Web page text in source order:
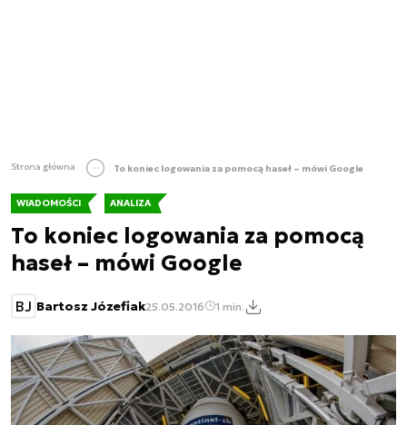
Strona główna To koniec logowania za pomocą haseł – mówi Google
WIADOMOŚCI ANALIZA
To koniec logowania za pomocą
haseł – mówi Google
BJ Bartosz Józefiak25.05.2016 1 min.